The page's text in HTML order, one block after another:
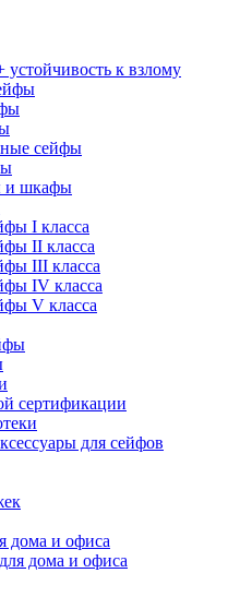
к взлому
сейфы
и шкафы
I класса
II класса
III класса
IV класса
V класса
сертификации
для сейфов
дома и офиса
дома и офиса